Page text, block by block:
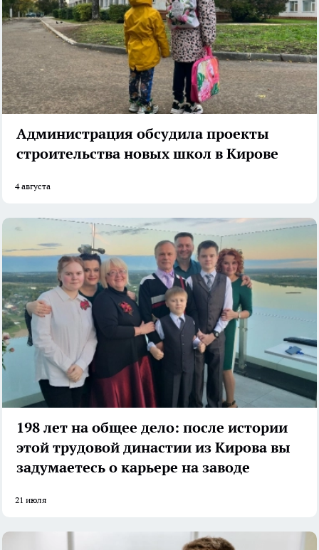
Администрация обсудила проекты
строительства новых школ в Кирове
4 августа
198 лет на общее дело: после истории
этой трудовой династии из Кирова вы
задумаетесь о карьере на заводе
21 июля